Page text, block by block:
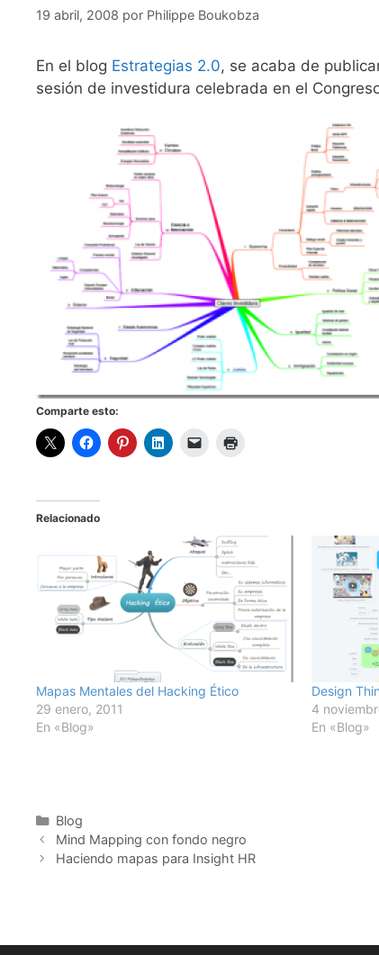
19 abril, 2008 por Philippe Boukobza
En el blog Estrategias 2.0, se acaba de
sesión de investidura celebrada en el
Comparte esto:
Relacionado
Mapas Mentales del Hacking Ético
29 enero, 2011
En «Blog»
Design
4
En «Blog»
Categorías
Blog
Mind Mapping con fondo negro
Haciendo mapas para Insight HR